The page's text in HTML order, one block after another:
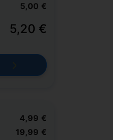
5,00 €
5,20 €
4,99 €
19,99 €